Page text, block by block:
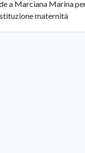
a Marciana Marina
maternità